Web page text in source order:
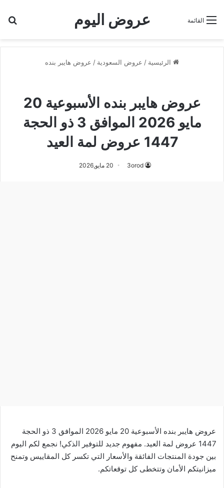
عروض اليوم القائمة
الرئيسية / عروض السعودية / عروض هايبر بنده
عروض هايبر بنده الأسبوعية 20
مايو 2026 الموافق 3 ذو الحجة
1447 عروض لمة العيد
3orod 20 مايو,2026
عروض هايبر بنده الأسبوعية 20 مايو 2026 الموافق 3 ذو الحجة
1447 عروض لمة العيد. مفهوم جديد للتوفير الذكي! نجمع لكم اليوم
بين جودة المنتجات الفائقة والأسعار التي تكسر كل المقاييس وتمنح
ميزانيتكم الأمان وتتخطى كل توقعاتكم.